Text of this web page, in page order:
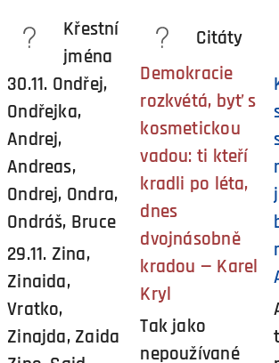
Křestní
jména
30.11. Ondřej,
Ondřejka,
Andrej,
Andreas,
Ondrej, Ondra,
Ondráš, Bruce
29.11. Zina,
Zinaida,
Vratko,
Zinajda, Zaida
Citáty
Demokracie
rozkvétá, byť s
kosmetickou
vadou: ti kteří
kradli po léta,
dnes
dvojnásobně
kradou — Karel
Kryl
Tak jako
nepoužívané